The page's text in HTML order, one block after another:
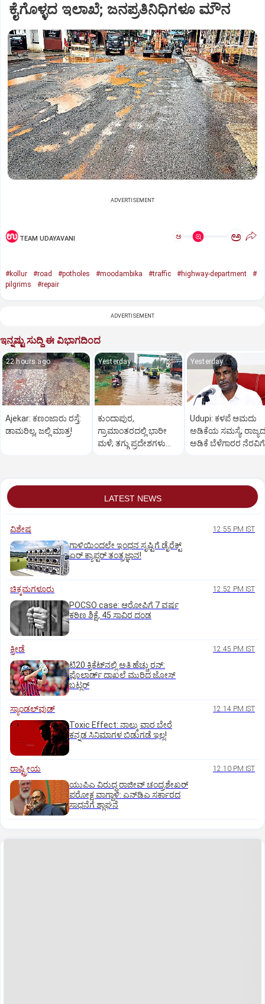
ಕೈಗೊಳ್ಳದ ಇಲಾಖೆ; ಜನಪ್ರತಿನಿಧಿಗಳೂ ಮೌನ
ADVERTISEMENT
TEAM UDAYAVANI ಅ ಅ
#kollur #road #potholes #moodambika #traffic #highway-department
#
pilgrims
#repair
ADVERTISEMENT
ಇನ್ನಷ್ಟು ಸುದ್ದಿ ಈ ವಿಭಾಗದಿಂದ
22 hours ago
Ajekar: ಕಣಂಜಾರು ರಸ್ತೆ:
ಡಾಮರಿಲ್ಲ, ಜಲ್ಲಿ ಮಾತ್ರ!
Yesterday
ಕುಂದಾಪುರ,
ಗ್ರಾಮಾಂತರದಲ್ಲಿ ಭಾರೀ
ಮಳೆ; ತಗ್ಗು ಪ್ರದೇಶಗಳು
Yesterday
Udupi: ಕಳಪೆ ಆಮದು
ಅಡಿಕೆಯ ಸಮಸ್ಯೆ; ರಾಜ್ಯದ
ಅಡಿಕೆ ಬೆಳೆಗಾರರ ನೆರವಿಗೆ
LATEST NEWS
ವಿಶೇಷ 12:55 PM IST
ಗಾಳಿಯಿಂದಲೇ ಇಂಧನ ಸೃಷ್ಟಿಗೆ ಡೈರೆಕ್ಟ್
ಏರ್‌ ಕ್ಯಾಪ್ಟರ್ ತಂತ್ರಜ್ಞಾನ!
ಚಿಕ್ಕಮಗಳೂರು 12:52 PM IST
POCSO case: ಆರೋಪಿಗೆ 7 ವರ್ಷ
ಕಠಿಣ ಶಿಕ್ಷೆ, 45 ಸಾವಿರ ದಂಡ
ಕ್ರೀಡೆ 12:45 PM IST
ಟಿ20 ಕ್ರಿಕೆಟ್‌ನಲ್ಲಿ ಅತಿ ಹೆಚ್ಚು ರನ್:
ಪೊಲಾರ್ಡ್ ದಾಖಲೆ ಮುರಿದ ಜೋಸ್
ಬಟ್ಲರ್
ಸ್ಯಾಂಡಲ್‌ವುಡ್‌ 12:14 PM IST
Toxic Effect: ನಾಲ್ಕು ವಾರ ಬೇರೆ
ಕನ್ನಡ ಸಿನಿಮಾಗಳ ಬಿಡುಗಡೆ ಇಲ್ಲ!
ರಾಷ್ಟ್ರೀಯ 12:10 PM IST
ಯುಪಿಎ ವಿರುದ್ಧ ರಾಜೀವ್ ಚಂದ್ರಶೇಖರ್
ಪರೋಕ್ಷ ವಾಗ್ದಾಳಿ: ಎನ್‌ಡಿಎ ಸರ್ಕಾರದ
ಸಾಧನೆಗೆ ಶ್ಲಾಘನೆ